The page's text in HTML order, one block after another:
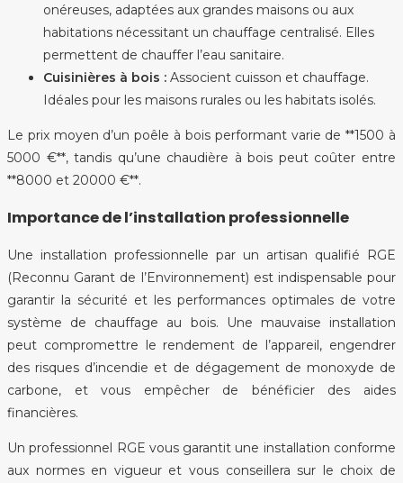
onéreuses, adaptées aux grandes maisons ou aux
habitations nécessitant un chauffage centralisé. Elles
permettent de chauffer l’eau sanitaire.
Cuisinières à bois : Associent cuisson et chauffage.
Idéales pour les maisons rurales ou les habitats isolés.
Le prix moyen d’un poêle à bois performant varie de **1500 à
5000 €**, tandis qu’une chaudière à bois peut coûter entre
**8000 et 20000 €**.
Importance de l’installation professionnelle
Une installation professionnelle par un artisan qualifié RGE
(Reconnu Garant de l’Environnement) est indispensable pour
garantir la sécurité et les performances optimales de votre
système de chauffage au bois. Une mauvaise installation
peut compromettre le rendement de l’appareil, engendrer
des risques d’incendie et de dégagement de monoxyde de
carbone, et vous empêcher de bénéficier des aides
financières.
Un professionnel RGE vous garantit une installation conforme
aux normes en vigueur et vous conseillera sur le choix de